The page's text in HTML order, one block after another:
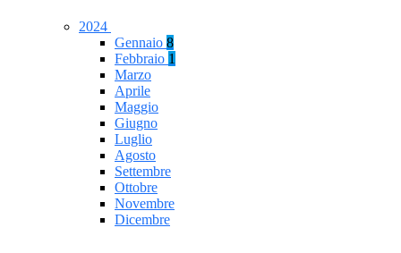
2024
Gennaio 8
Febbraio 1
Marzo
Aprile
Maggio
Giugno
Luglio
Agosto
Settembre
Ottobre
Novembre
Dicembre